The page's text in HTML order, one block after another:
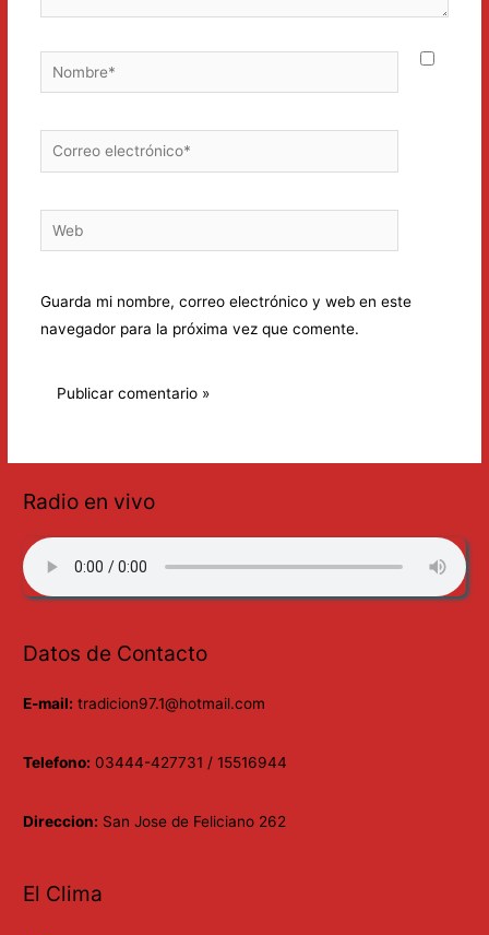
Nombre*
Correo
electrónico*
Web
Guarda mi nombre, correo electrónico y web en este
navegador para la próxima vez que comente.
Radio en vivo
Datos de Contacto
E-mail: tradicion97.1@hotmail.com
Telefono: 03444-427731 / 15516944
Direccion: San Jose de Feliciano 262
El Clima